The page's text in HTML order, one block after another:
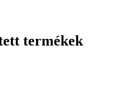
termékek